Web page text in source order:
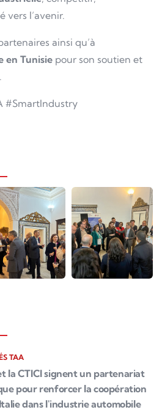
vers l’avenir.
ainsi qu’à
en Tunisie pour son soutien et
#SmartIndustry
TAA
la CTICI signent un partenariat
pour renforcer la coopération
dans l'industrie automobile